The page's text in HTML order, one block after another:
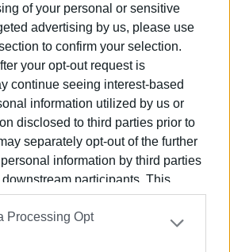
of your personal or sensitive
advertising by us, please use
to confirm your selection.
your opt-out request is
continue seeing interest-based
information utilized by us or
disclosed to third parties prior to
separately opt-out of the further
information by third parties
downstream participants. This
be disclosed by us to third parties
Downstream Participants
that may
other third parties.
Processing Opt
Ποταμού (Σολάρι), όπου δεν
διελεύσεις οχημάτων μέχρι
εργασιών.
να κινούνται με μειωμένη
την προσωρινή εργοταξιακή
με τις υποδείξεις των
στην περιοχή.